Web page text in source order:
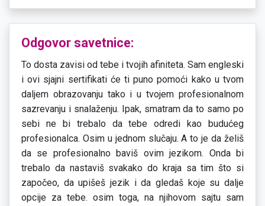
Odgovor savetnice:
To dosta zavisi od tebe i tvojih afiniteta. Sam engleski
i ovi sjajni sertifikati će ti puno pomoći kako u tvom
daljem obrazovanju tako i u tvojem profesionalnom
sazrevanju i snalaženju. Ipak, smatram da to samo po
sebi ne bi trebalo da tebe odredi kao budućeg
profesionalca. Osim u jednom slučaju. A to je da želiš
da se profesionalno baviš ovim jezikom. Onda bi
trebalo da nastaviš svakako do kraja sa tim što si
započeo, da upišeš jezik i da gledaš koje su dalje
opcije za tebe. osim toga, na njihovom sajtu sam